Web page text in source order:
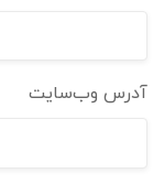
آدرس وب‌سایت